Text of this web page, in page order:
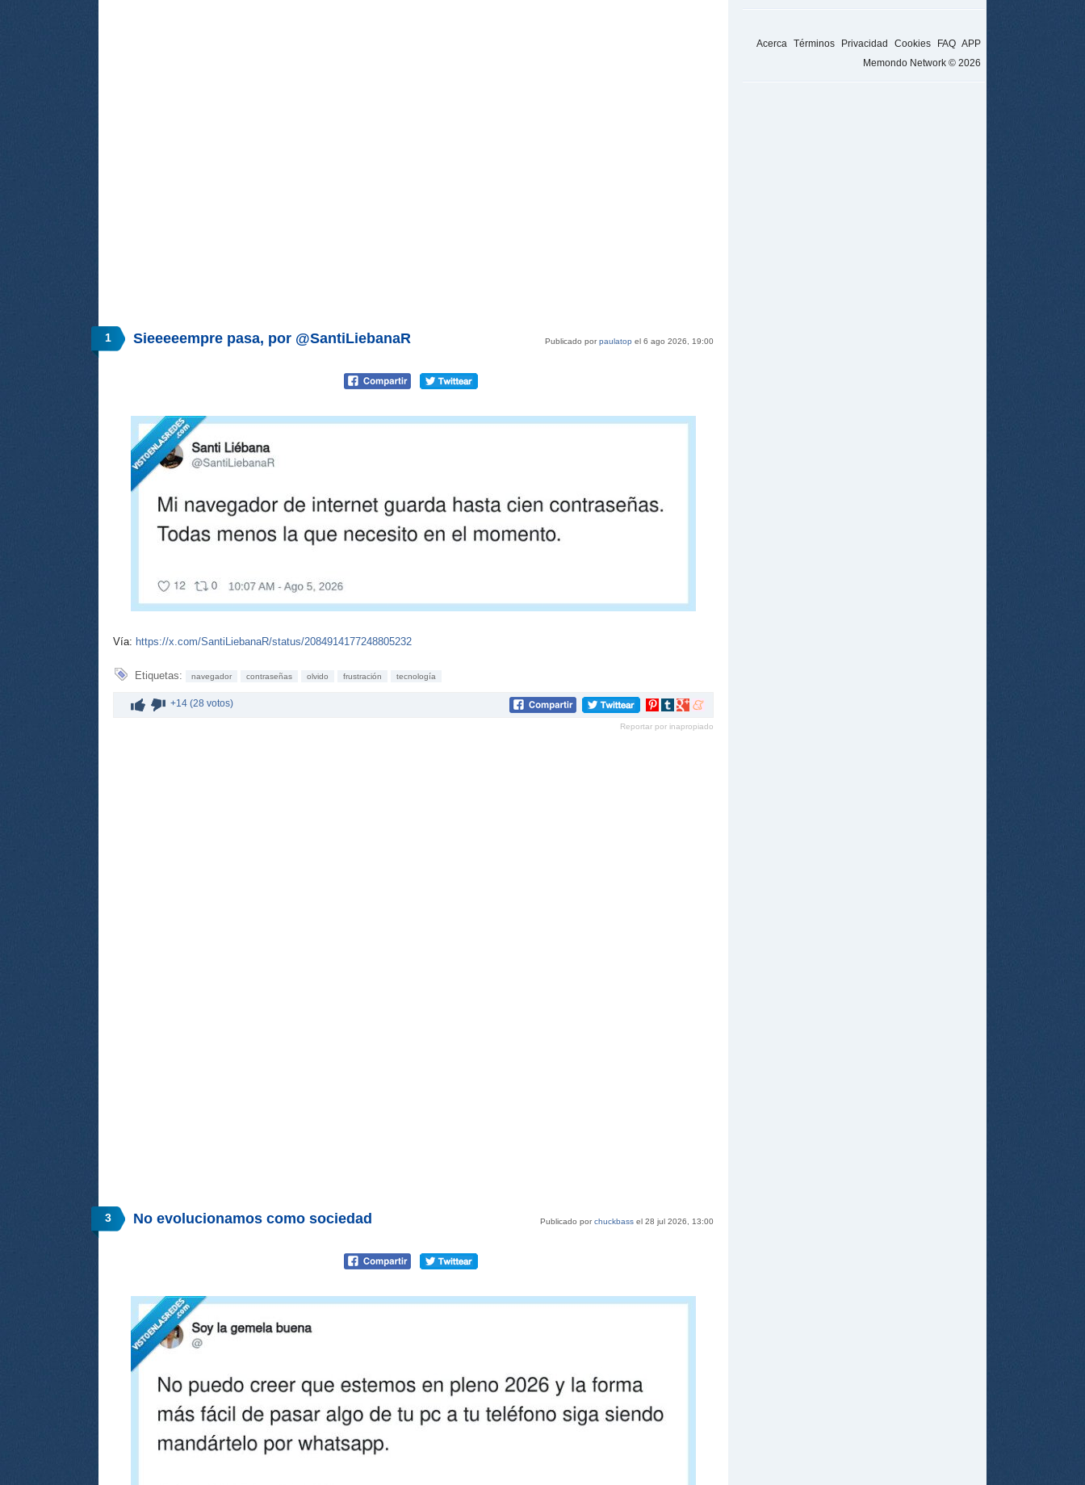
1 Publicado porpaulatop el 6 ago 2026, 19:00
Sieeeeempre pasa, por @SantiLiebanaR
Vía: https://x.com/SantiLiebanaR/status/2084914177248805232
Etiquetas: navegador contraseñas olvido frustración tecnología
+14 (28 votos)
Compartir
Pinterest
Compartir
tumblr
Compartir
Google+
Compartir
meneame
Reportar por inapropiado
3 Publicado porchuckbass el 28 jul 2026, 13:00
No evolucionamos como sociedad
Acerca Términos Privacidad Cookies FAQ APP
Memondo Network © 2026